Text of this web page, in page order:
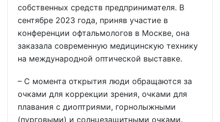
собственных средств предпринимателя. В
сентябре 2023 года, приняв участие в
конференции офтальмологов в Москве, она
заказала современную медицинскую технику
на международной оптической выставке.
– С момента открытия люди обращаются за
очками для коррекции зрения, очками для
плавания с диоптриями, горнолыжными
(пурговыми) и солнцезащитными очками.